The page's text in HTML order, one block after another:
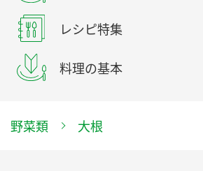
レシピ特集
料理の基本
野菜類 大根